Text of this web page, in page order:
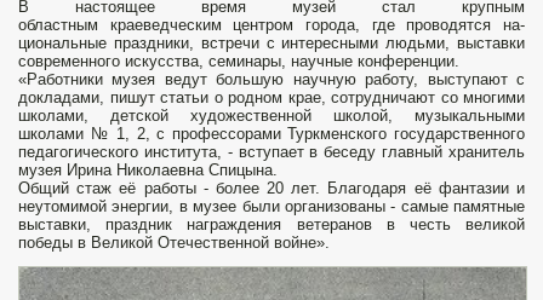
B настоящее время музей стал крупным
областным краеведческим центром города, где проводятся на­
циональные праздники, встречи c интересными людьми, выставки
со­временного искусства, семинары, научные конференции.
«Работники музея ведут большую научную работу, выступают c
докла­дами, пишут статьи o родном крае, сотрудничают со многими
школами, детской художественной школой, музыкальными
школами № 1, 2, c профессорами Туркменского госу­дарственного
педагогического ин­ститута, - вступает в беседу глав­ный хранитель
музея Ирина Нико­лаевна Спицына.
Общий стаж её ра­боты - более 20 лет. Благодаря её фантазии и
неутомимой энергии, в музее были организованы - самые памятные
выставки, праздник на­граждения ветеранов в честь вели­кой
победы в Великой Отечествен­ной войне».